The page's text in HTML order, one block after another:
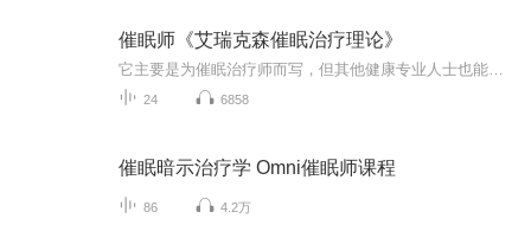
催眠师《艾瑞克森催眠治疗理论》
24 6858
催眠暗示治疗学 Omni催眠师课程
86 4.2万